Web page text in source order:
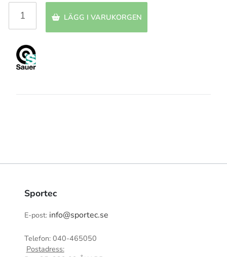
LÄGG I VARUKORGEN
Sportec
E-post: info@sportec.se
Telefon: 040-465050
Postadress: